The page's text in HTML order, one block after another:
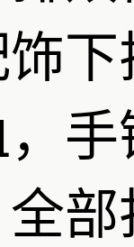
下
部